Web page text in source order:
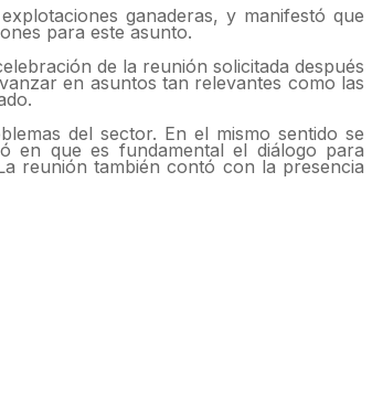
ganaderas, y manifestó que
para este asunto.
de la reunión solicitada después
en asuntos tan relevantes como las
del sector. En el mismo sentido se
en que es fundamental el diálogo para
reunión también contó con la presencia